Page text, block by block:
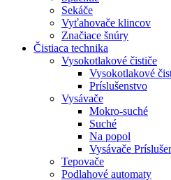
Sekáče
Vyťahovače klincov
Značiace šnúry
Čistiaca technika
Vysokotlakové čističe
Vysokotlakové
Príslušenstvo
Vysávače
Mokro-suché
Suché
Na popol
Vysávače
Tepovače
Podlahové automaty